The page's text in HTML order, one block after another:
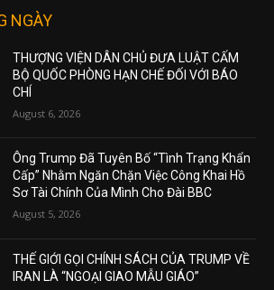
NGÀY
THƯỢNG VIỆN DÂN CHỦ ĐƯA LUẬT CẤM
BỘ QUỐC PHÒNG HẠN CHẾ ĐỐI VỚI BÁO
CHÍ
August 6, 2026
Ông Trump Đã Tuyên Bố “Tình Trạng Khẩn
Cấp” Nhằm Ngăn Chặn Việc Công Khai Hồ
Sơ Tài Chính Của Mình Cho Đài BBC
August 5, 2026
THẾ GIỚI GỌI CHÍNH SÁCH CỦA TRUMP VỀ
IRAN LÀ “NGOẠI GIAO MẪU GIÁO”